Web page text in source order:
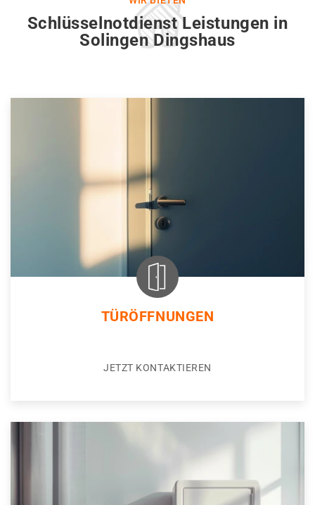
Schlüsselnotdienst Leistungen in
Solingen Dingshaus
TÜRÖFFNUNGEN
JETZT KONTAKTIEREN